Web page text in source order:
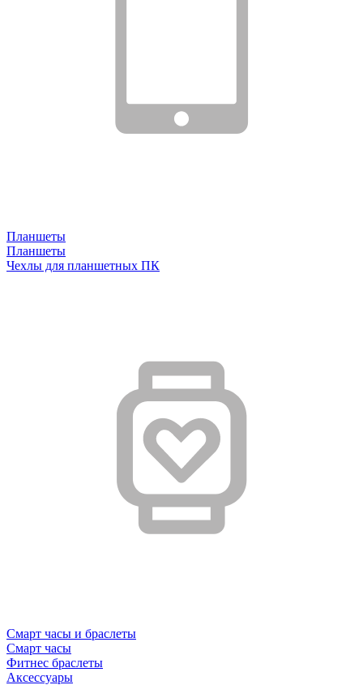
Планшеты
Планшеты
Чехлы для планшетных ПК
Смарт часы и браслеты
Смарт часы
Фитнес браслеты
Аксессуары